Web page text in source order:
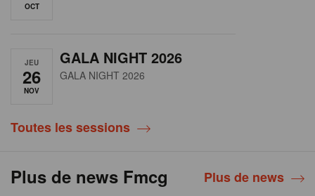
OCT
JEU
26
NOV
GALA NIGHT 2026
GALA NIGHT 2026
Toutes les sessions
Plus de news Fmcg Plus de news